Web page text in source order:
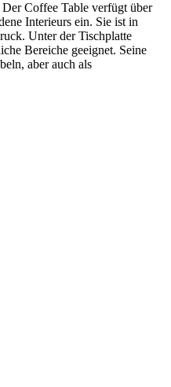
Coffee Table verfügt über
Interieurs ein. Sie ist in
Unter der Tischplatte
Bereiche geeignet. Seine
aber auch als